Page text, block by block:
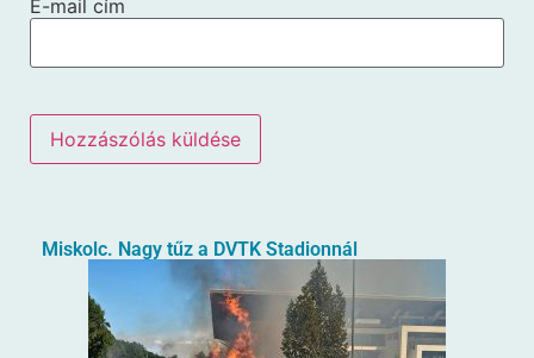
E-mail cím
Miskolc. Nagy tűz a DVTK Stadionnál